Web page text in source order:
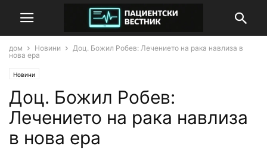
дом Новини
Доц. Божил Робев: Лечението на рака навлиза в
нова ера
Новини
Доц. Божил Робев:
Лечението на рака навлиза
в нова ера